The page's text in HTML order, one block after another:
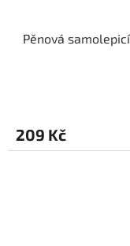
Pěnová
209 Kč